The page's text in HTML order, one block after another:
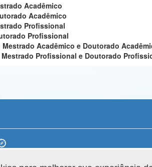
Acadêmico
Doutorado Acadêmico
Profissional
Profissional
Mestrado Acadêmico e Doutorado
Mestrado Profissional e Doutorado